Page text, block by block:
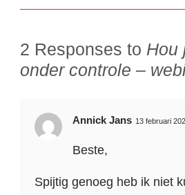
2 Responses to Hou
onder controle –
Annick Jans 13 februari
Beste,
Spijtig genoeg heb ik niet